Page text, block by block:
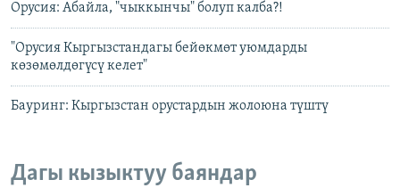
Орусия: Абайла, "чыккынчы" болуп калба?!
"Орусия Кыргызстандагы бейөкмөт уюмдарды
көзөмөлдөгүсү келет"
Бауринг: Кыргызстан орустардын жолоюна түштү
Дагы кызыктуу баяндар